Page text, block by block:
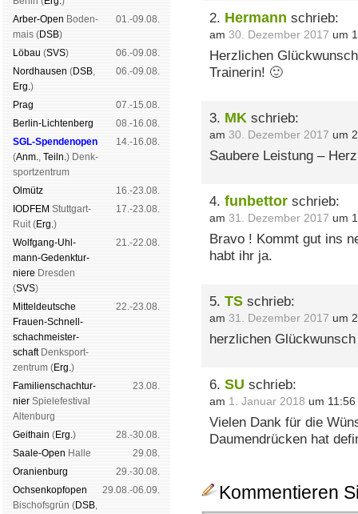
Arber-Open Boden­
mais (DSB)
01.-09.08.
Lö­bau (SVS)
06.-09.08.
Nord­hau­sen (DSB,
Erg.)
06.-09.08.
Prag
07.-15.08.
Berlin-Lich­ten­berg
08.-16.08.
SGL-Spenden­open
(Anm., Teiln.) Denk­
sport­zen­trum
14.-16.08.
Ol­mütz
16.-23.08.
IODFEM Stutt­gart-
Ruit (Erg.)
17.-23.08.
Wolf­gang-Uhl­
mann-Ge­denk­tur­
niere Dres­den
(SVS)
21.-22.08.
Mit­tel­deu­tsche
Frauen-Schnell­
schach­meis­ter­
schaftDenk­sport­
zen­trum (Erg.)
22.-23.08.
Familien­schach­tur­
nier Spiele­fes­ti­val
Al­ten­burg
23.08.
Geit­hain (Erg.)
28.-30.08.
Saale-Open Halle
29.08.
Oranien­burg
29.-30.08.
Och­sen­kopf­open
Bischofs­grün (DSB,
29.08.-06.09.
2. Hermann schrieb:
am 30. Dezember 2017 um
Herzlichen
Trainerin! 🙂
3. MK schrieb:
am 30. Dezember 2017 um
Saubere Leistung –
4. funbettor schrieb:
am 31. Dezember 2017 um
Bravo ! Kommt gut ins
habt ihr ja.
5. TS schrieb:
am 31. Dezember 2017 um
herzlichen Glückwunsch
6. SU schrieb:
am 1. Januar 2018 um
Vielen Dank für die
Daumendrücken hat
Kommentieren